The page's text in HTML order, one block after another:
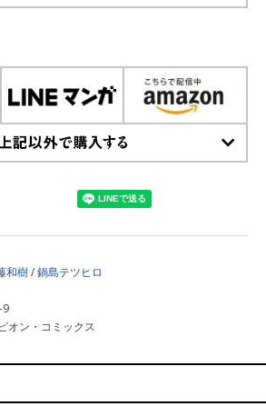
和樹/鍋島テツヒロ
9
オン・コミックス